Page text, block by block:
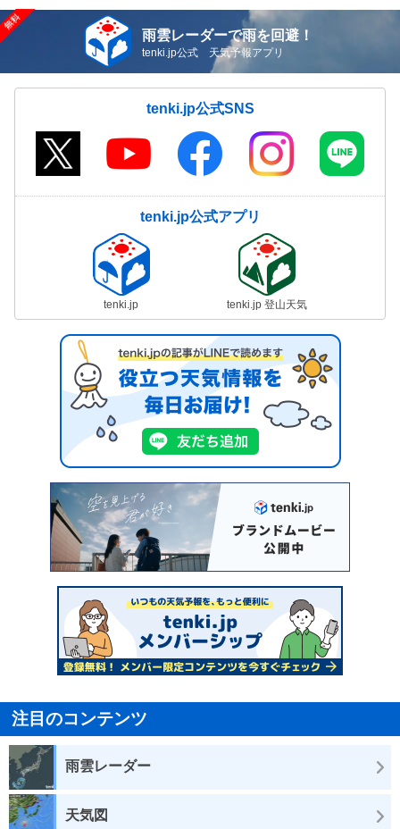
雨雲レーダーで雨を回避！
tenki.jp公式 天気予報アプリ
tenki.jp公式SNS
tenki.jp公式アプリ
tenki.jp tenki.jp 登山天気
注目のコンテンツ
雨雲レーダー
天気図